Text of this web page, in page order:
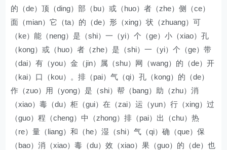
的（de）顶（ding）部（bu）或（huo）者（zhe）侧（ce）
面（mian）它（ta）的（de）形（xing）状（zhuang）可
（ke）能（neng）是（shi）一（yi）个（ge）小（xiao）孔
（kong）或（huo）者（zhe）是（shi）一（yi）个（ge）带
（dai）有（you）金（jin）属（shu）网（wang）的（de）开
（kai）口（kou）。排（pai）气（qi）孔（kong）的（de）
作（zuo）用（yong）是（shi）帮（bang）助（zhu）消
（xiao）毒（du）柜（gui）在（zai）运（yun）行（xing）过
（guo）程（cheng）中（zhong）排（pai）出（chu）热
（re）量（liang）和（he）湿（shi）气（qi）确（que）保
（bao）消（xiao）毒（du）效（xiao）果（guo）的（de）也